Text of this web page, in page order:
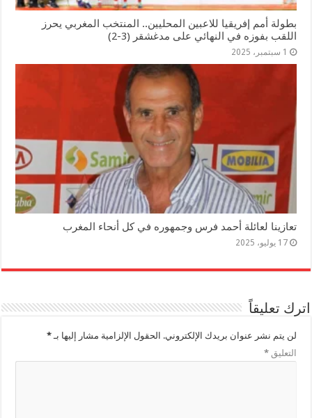
بطولة أمم إفريقيا للاعبين المحليين.. المنتخب المغربي يحرز
اللقب بفوزه في النهائي على مدغشقر (3-2)
1 سبتمبر، 2025
تعازينا لعائلة أحمد فرس وجمهوره في كل أنحاء المغرب
17 يوليو، 2025
اترك تعليقاً
لن يتم نشر عنوان بريدك الإلكتروني. الحقول الإلزامية مشار إليها بـ*
التعليق*